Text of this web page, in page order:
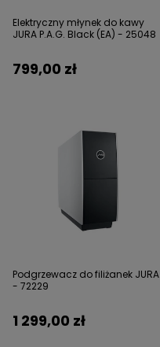
Elektryczny młynek do kawy
JURA P.A.G. Black (EA) - 25048
799,00 zł
Podgrzewacz do filiżanek JURA
- 72229
1 299,00 zł